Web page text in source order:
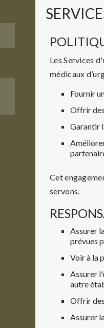
Les Services
médicaux
Fournir
Offrir
Garantir
Cet
servons.
Assurer
prévues
Voir à la
Assurer
autre
Offrir
Assurer